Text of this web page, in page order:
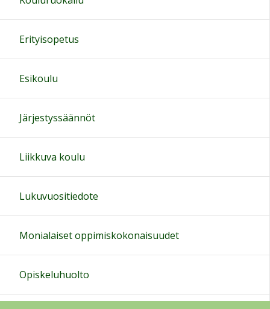
16:00
19:00
20:00
21:00
Erityisopetus
Esikoulu
Järjestyssäännöt
Liikkuva koulu
Lukuvuositiedote
Monialaiset oppimiskokonaisuudet
Opiskeluhuolto